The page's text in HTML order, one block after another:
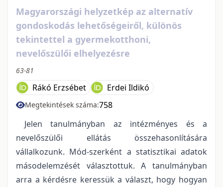
Magyarországi helyzetkép az alternatív
gondoskodás lehetőségeiről, különös
tekintettel a gyermekotthoni,
nevelőszülői elhelyezésre
63-81
Rákó Erzsébet Erdei Ildikó
Megtekintések száma:758
Jelen tanulmányban az intézményes és a
nevelőszülői ellátás összehasonlítására
vállalkozunk. Mód-szerként a statisztikai adatok
másodelemzését választottuk. A tanulmányban
arra a kérdésre keressük a választ, hogy hogyan